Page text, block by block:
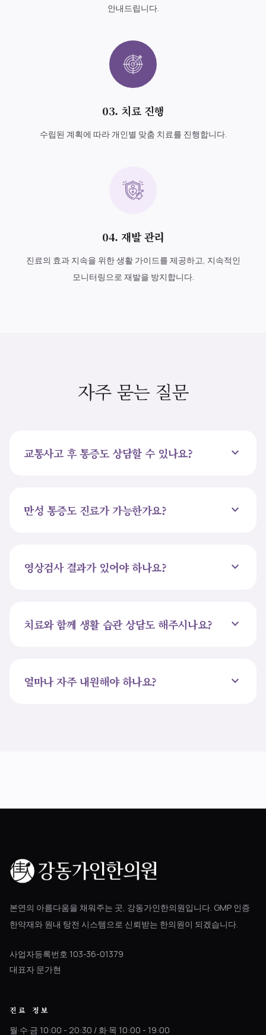
안내드립니다.
03. 치료 진행
수립된 계획에 따라 개인별 맞춤 치료를 진행합니다.
04. 재발 관리
진료의 효과 지속을 위한 생활 가이드를 제공하고, 지속적인
모니터링으로 재발을 방지합니다.
자주 묻는 질문
교통사고 후 통증도 상담할 수 있나요? expand_more
만성 통증도 진료가 가능한가요? expand_more
영상검사 결과가 있어야 하나요? expand_more
치료와 함께 생활 습관 상담도 해주시나요? expand_more
얼마나 자주 내원해야 하나요? expand_more
본연의 아름다움을 채워주는 곳, 강동가인한의원입니다. GMP 인증
한약재와 원내 탕전 시스템으로 신뢰받는 한의원이 되겠습니다.
사업자등록번호 103-36-01379
대표자 문가현
진료 정보
월·수·금 10:00 - 20:30 / 화·목 10:00 - 19:00